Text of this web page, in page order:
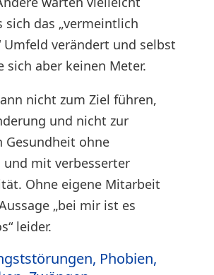
sich das „vermeintlich
Umfeld verändert und selbst
sich aber keinen Meter.
nicht zum Ziel führen,
und nicht zur
Gesundheit ohne
und mit verbesserter
Ohne eigene Mitarbeit
„bei mir ist es
leider.
Phobien,